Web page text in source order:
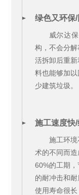
绿色又环保
威尔达
构，不会分
活拆卸后重
料也能够加
少建筑垃圾。
施工速度快
施工环
术的不同而
60%的工期
的耐冲击和
使用寿命很长